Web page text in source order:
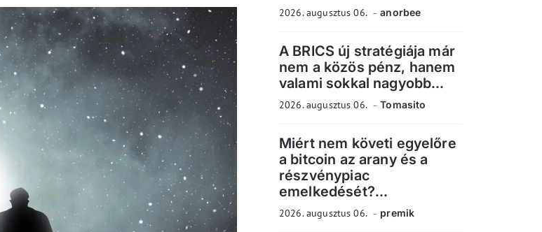
2026. augusztus 06. anorbee
A BRICS új stratégiája már
nem a közös pénz, hanem
valami sokkal nagyobb...
2026. augusztus 06. Tomasito
Miért nem követi egyelőre
a bitcoin az arany és a
részvénypiac
emelkedését?...
2026. augusztus 06. premik